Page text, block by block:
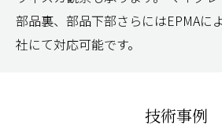
部品裏、部品下部さらにはEPMAに
社にて対応可能です。
技術事例